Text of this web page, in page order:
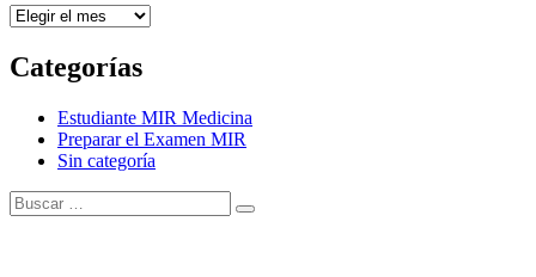
Archivos
Categorías
Estudiante MIR Medicina
Preparar el Examen MIR
Sin categoría
Buscar:
Buscar